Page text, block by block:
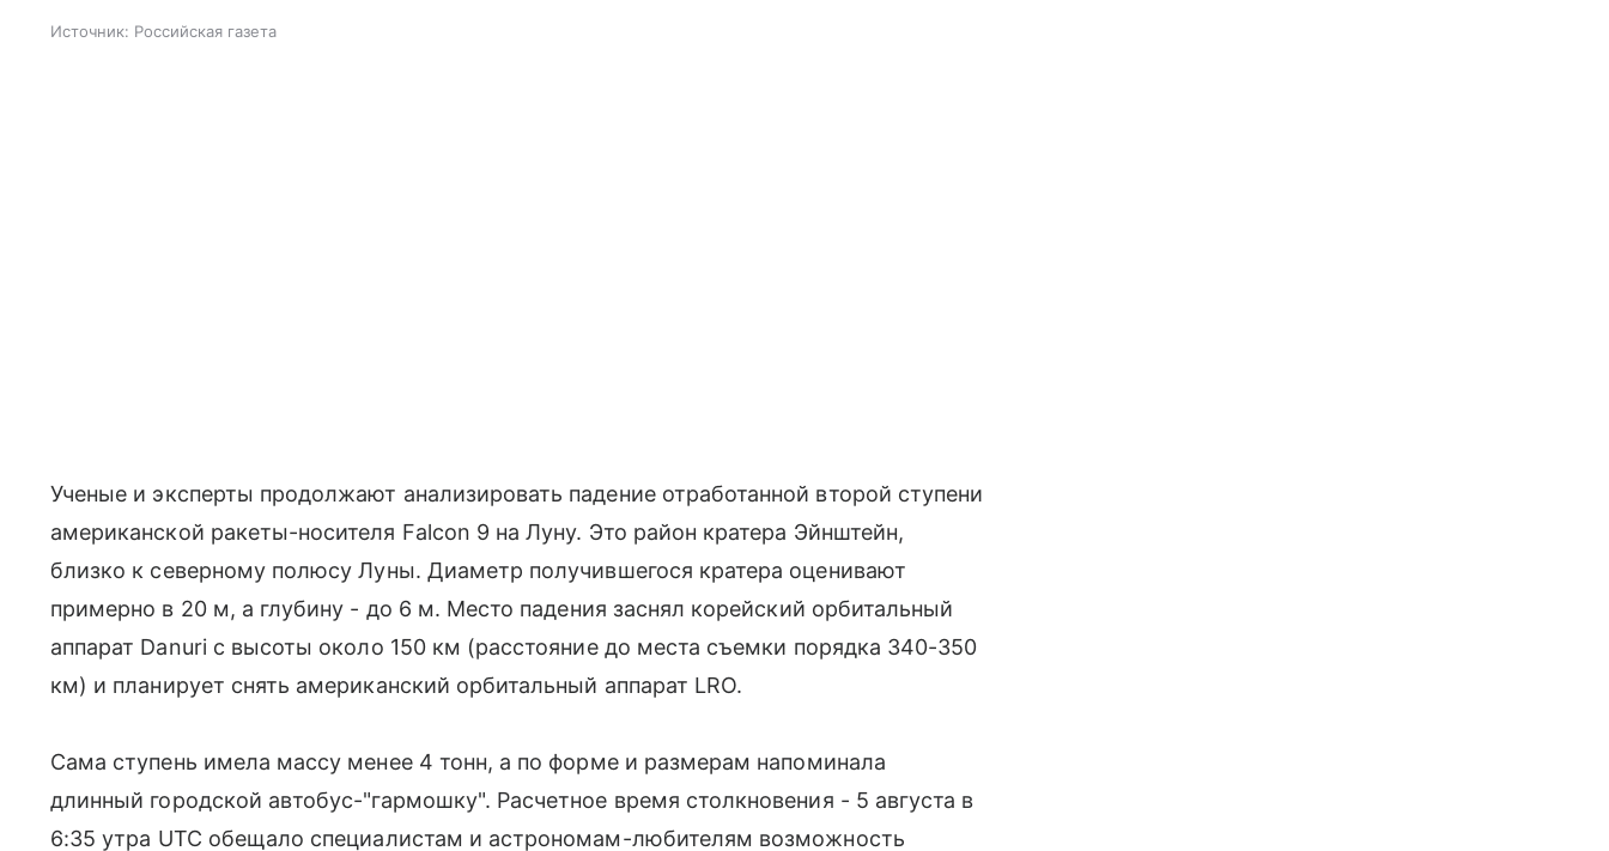
Источник: Российская газета
Ученые и эксперты продолжают анализировать падение отработанной второй ступени
американской ракеты-носителя Falcon 9 на Луну. Это район кратера Эйнштейн,
близко к северному полюсу Луны. Диаметр получившегося кратера оценивают
примерно в 20 м, а глубину - до 6 м. Место падения заснял корейский орбитальный
аппарат Danuri с высоты около 150 км (расстояние до места съемки порядка 340-350
км) и планирует снять американский орбитальный аппарат LRO.
Сама ступень имела массу менее 4 тонн, а по форме и размерам напоминала
длинный городской автобус-"гармошку". Расчетное время столкновения - 5 августа в
6:35 утра UTC обещало специалистам и астрономам-любителям возможность